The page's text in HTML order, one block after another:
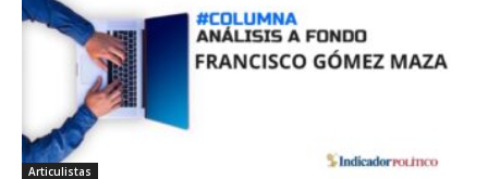
Articulistas